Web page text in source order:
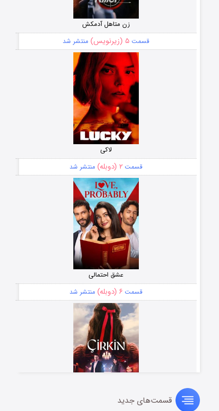
زن متاهل آدمکش
قسمت ۵ (زیرنویس) منتشر شد
لاکی
قسمت ۲ (دوبله) منتشر شد
عشق احتمالی
قسمت ۶ (دوبله) منتشر شد
سریال زشتقسمت‌های جدید